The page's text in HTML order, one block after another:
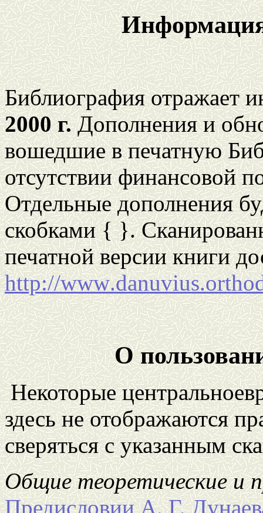
Библиография отражает
2000 г.Дополнения и
вошедшие в печатную
отсутствии финансовой
Отдельные дополнения
скобками { }.
печатной версии книги
http://www.danuvius.
О
Некоторые
здесь не отображаются
сверяться с указанным
Общие теоретические и
Предисловии А. Г.